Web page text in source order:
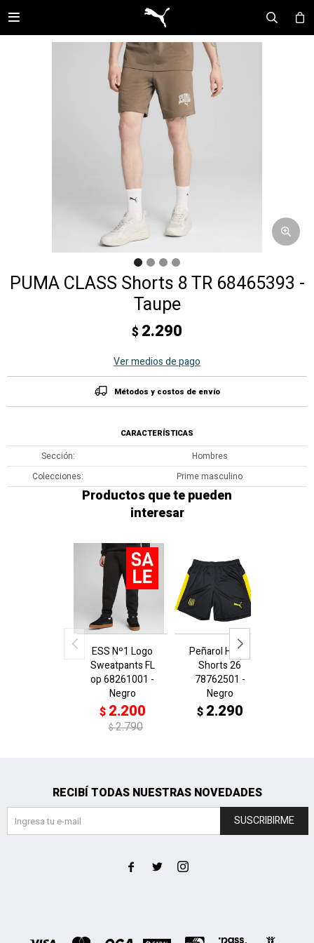

PUMA CLASS Shorts 8 TR 68465393 -
Taupe
$ 2.290
Ver medios de pago
Métodos y costos de envío
CARACTERÍSTICAS
Sección
Hombres
Colecciones
Prime masculino
Productos que te pueden
interesar
ESS Nº1 Logo
Sweatpants FL
op 68261001 -
Negro
$ 2.200
$2.790
Peñarol Home
Shorts 26
78762501 -
Negro
$ 2.290
RECIBÍ TODAS NUESTRAS NOVEDADES
SUSCRIBIRME
  